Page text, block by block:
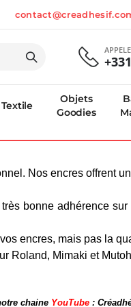
Textile
Objets
Goodies
Nos encres offrent
bonne adhérence
encres, mais pas la
Roland, Mimaki et
chaine YouTube :